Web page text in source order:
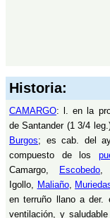
Historia:
CAMARGO: l. en la
de Santander (1 3/4
Burgos; es cab. del
compuesto de los
Camargo,
Escobedo
Igollo, Maliaño,
en terruño llano a der.
ventilación, y